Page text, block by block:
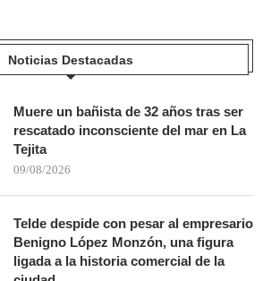
Noticias Destacadas
Muere un bañista de 32 años tras ser
rescatado inconsciente del mar en La
Tejita
09/08/2026
Telde despide con pesar al empresario
Benigno López Monzón, una figura
ligada a la historia comercial de la